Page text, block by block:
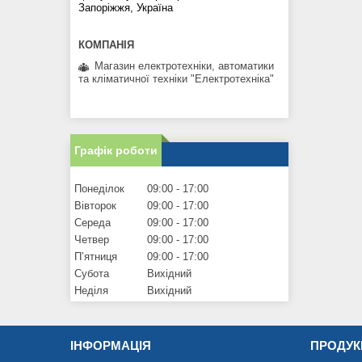
Запоріжжя, Україна
Магазин електротехніки, автоматики
та кліматичної техніки "Електротехніка"
Графік роботи
Понеділок 09:00
17:00
Вівторок
09:00
17:00
Середа
09:00
17:00
Четвер
09:00
17:00
Пʼятниця
09:00
17:00
Субота
Вихідний
Неділя
Вихідний
ІНФОРМАЦІЯ